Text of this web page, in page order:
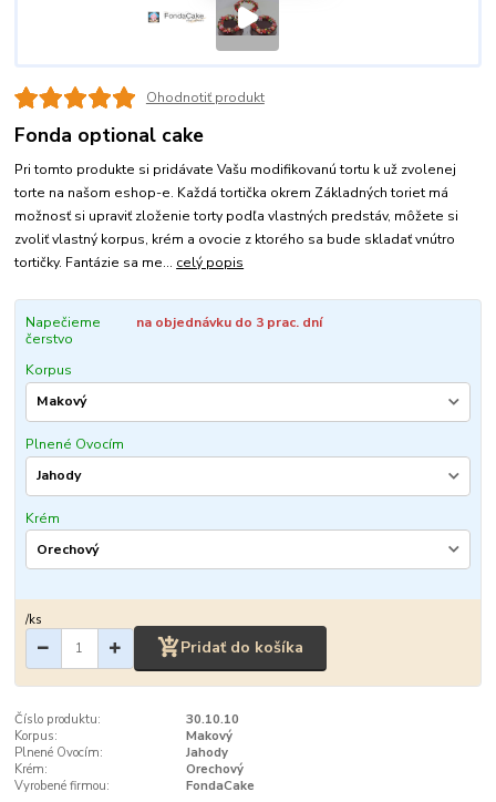
Ohodnotiť produkt
Fonda optional cake
Pri tomto produkte si pridávate Vašu modifikovanú tortu k už zvolenej
torte na našom eshop-e. Každá tortička okrem Základných toriet má
možnosť si upraviť zloženie torty podľa vlastných predstáv, môžete si
zvoliť vlastný korpus, krém a ovocie z ktorého sa bude skladať vnútro
tortičky. Fantázie sa me... celý popis
Napečieme
čerstvo
na objednávku do 3 prac. dní
Korpus
Plnené Ovocím
Krém
/ks
Pridať do košíka
Číslo produktu:
30.10.10
Korpus:
Makový
Plnené Ovocím:
Jahody
Krém:
Orechový
Vyrobené firmou:
FondaCake